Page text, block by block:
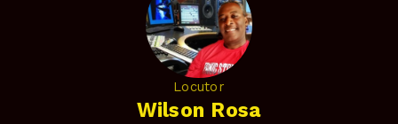
Locutor
Wilson Rosa